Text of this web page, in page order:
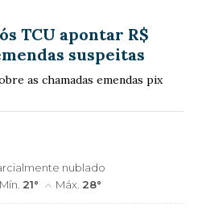
TCU apontar R$
suspeitas
as chamadas emendas pix
nublado
Mín. 21° Máx. 28°